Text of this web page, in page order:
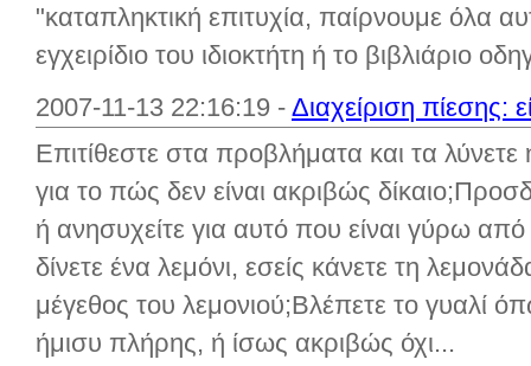
"καταπληκτική επιτυχία, παίρνουμε όλα
εγχειρίδιο του ιδιοκτήτη ή το βιβλιάριο
2007-11-13 22:16:19 - Διαχείριση πίεσης:
Επιτίθεστε στα προβλήματα και τα λύνετε
για το πώς δεν είναι ακριβώς
ή ανησυχείτε για αυτό που είναι γύρω
δίνετε ένα λεμόνι, εσείς κάνετε τη
μέγεθος του λεμονιού;Βλέπετε το γυαλί
ήμισυ πλήρης, ή ίσως ακριβώς όχι...